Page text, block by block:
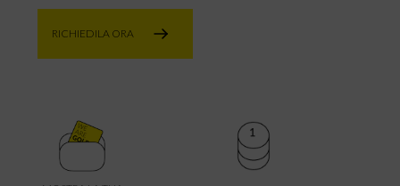
RICHIEDILA ORA